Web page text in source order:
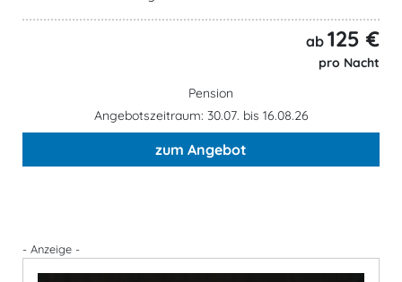
ab 125 €
pro Nacht
Pension
Angebotszeitraum: 30.07. bis 16.08.26
zum Angebot
- Anzeige -